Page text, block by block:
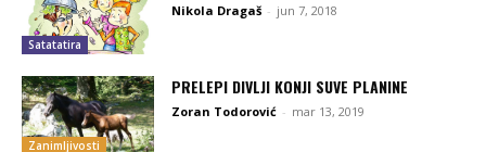
Satatatira
Nikola Dragaš - jun 7, 2018
Zanimljivosti
PRELEPI DIVLJI KONJI SUVE PLANINE
Zoran Todorović - mar 13, 2019